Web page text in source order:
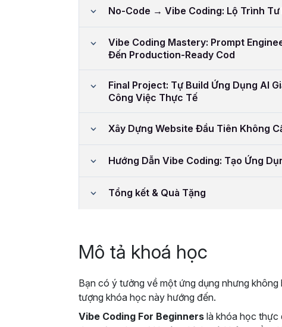
No-Code → Vibe Coding: Lộ Trình Tư
Vibe Coding Mastery: Prompt
Đến Production-Ready Cod
Final Project: Tự Build Ứng Dụng AI
Công Việc Thực Tế
Xây Dựng Website Đầu Tiên Không
Hướng Dẫn Vibe Coding: Tạo Ứng
Tổng kết & Quà Tặng
Mô tả khoá học
Bạn có ý tưởng về một ứng dụng nhưng
tượng khóa học này hướng đến.
Vibe Coding For Beginners là khóa học thực